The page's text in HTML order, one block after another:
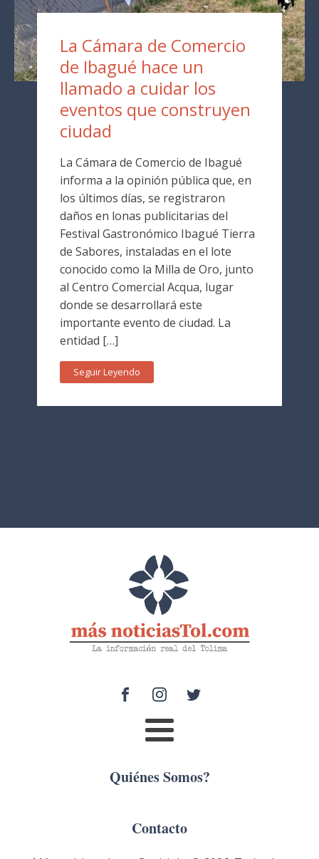
La Cámara de Comercio
de Ibagué hace un
llamado a cuidar los
eventos que construyen
ciudad
La Cámara de Comercio de Ibagué
informa a la opinión pública que, en
los últimos días, se registraron
daños en lonas publicitarias del
Festival Gastronómico Ibagué Tierra
de Sabores, instaladas en el lote
conocido como la Milla de Oro, junto
al Centro Comercial Acqua, lugar
donde se desarrollará este
importante evento de ciudad. La
entidad […]
Seguir Leyendo
Quiénes Somos?
Contacto